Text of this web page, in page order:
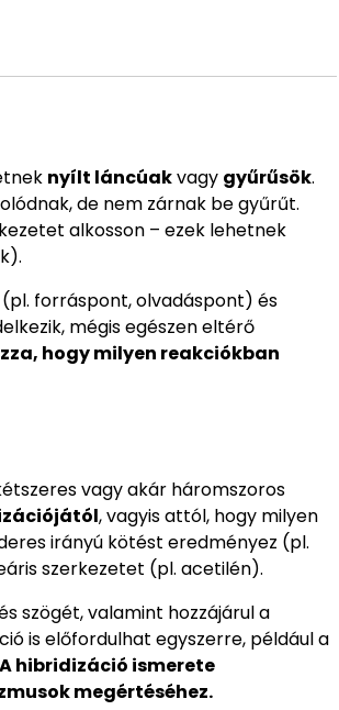
nyílt láncúakvagy gyűrűsök.
de nem zárnak be gyűrűt.
alkosson – ezek lehetnek
forráspont, olvadáspont) és
mégis egészen eltérő
hogy milyen reakciókban
vagy akár háromszoros
, vagyis attól, hogy milyen
irányú kötést eredményez (pl.
szerkezetet (pl. acetilén).
szögét, valamint hozzájárul a
is előfordulhat egyszerre, például a
A hibridizáció ismerete
megértéséhez.